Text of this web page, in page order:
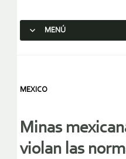
MENÚ
MEXICO
Minas
violan las